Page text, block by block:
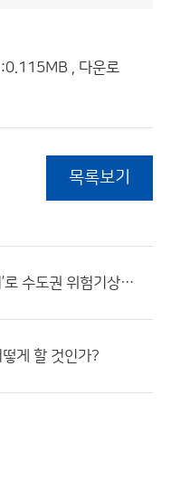
, 다운로
목록보기
‘관악산 이중편파 레이더’로 수도권 위험기상정보 분석 강화
게 할 것인가?